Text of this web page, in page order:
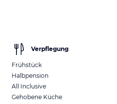
Verpflegung
Frühstück
Halbpension
All Inclusive
Gehobene Küche